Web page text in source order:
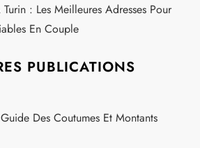
: Les Meilleures Adresses Pour
En Couple
PUBLICATIONS
Des Coutumes Et Montants